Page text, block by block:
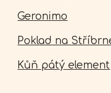
Geronimo
Poklad na
Kůň pátý element